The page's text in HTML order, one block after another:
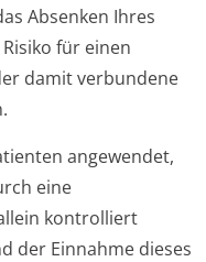
Absenken Ihres
für einen
damit verbundene
angewendet,
eine
kontrolliert
der Einnahme dieses